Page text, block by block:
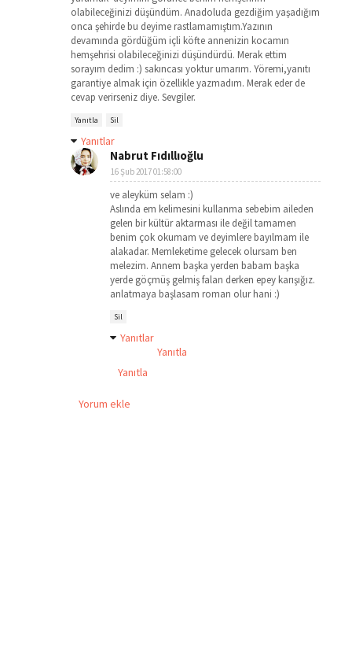
olabileceğinizi düşündüm. Anadoluda gezdiğim yaşadığım
onca şehirde bu deyime rastlamamıştım.Yazının
devamında gördüğüm içli köfte annenizin kocamın
hemşehrisi olabileceğinizi düşündürdü. Merak ettim
sorayım dedim :) sakıncası yoktur umarım. Yöremi,yanıtı
garantiye almak için özellikle yazmadım. Merak eder de
cevap verirseniz diye. Sevgiler.
Yanıtla Sil
Yanıtlar
Nabrut Fıdıllıoğlu
16 Şub 2017 01:58:00
ve aleyküm selam :)
Aslında em kelimesini kullanma sebebim aileden
gelen bir kültür aktarması ile değil tamamen
benim çok okumam ve deyimlere bayılmam ile
alakadar. Memleketime gelecek olursam ben
melezim. Annem başka yerden babam başka
yerde göçmüş gelmiş falan derken epey karışığız.
anlatmaya başlasam roman olur hani :)
Sil
Yanıtlar
Yanıtla
Yanıtla
Yorum ekle